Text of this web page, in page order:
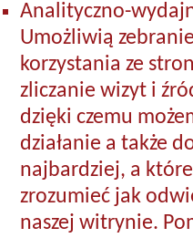
Analityczno-
Umożliwią
korzystania ze
zliczanie wizyt i
dzięki czemu
działanie a także
najbardziej, a
zrozumieć jak
naszej witrynie.